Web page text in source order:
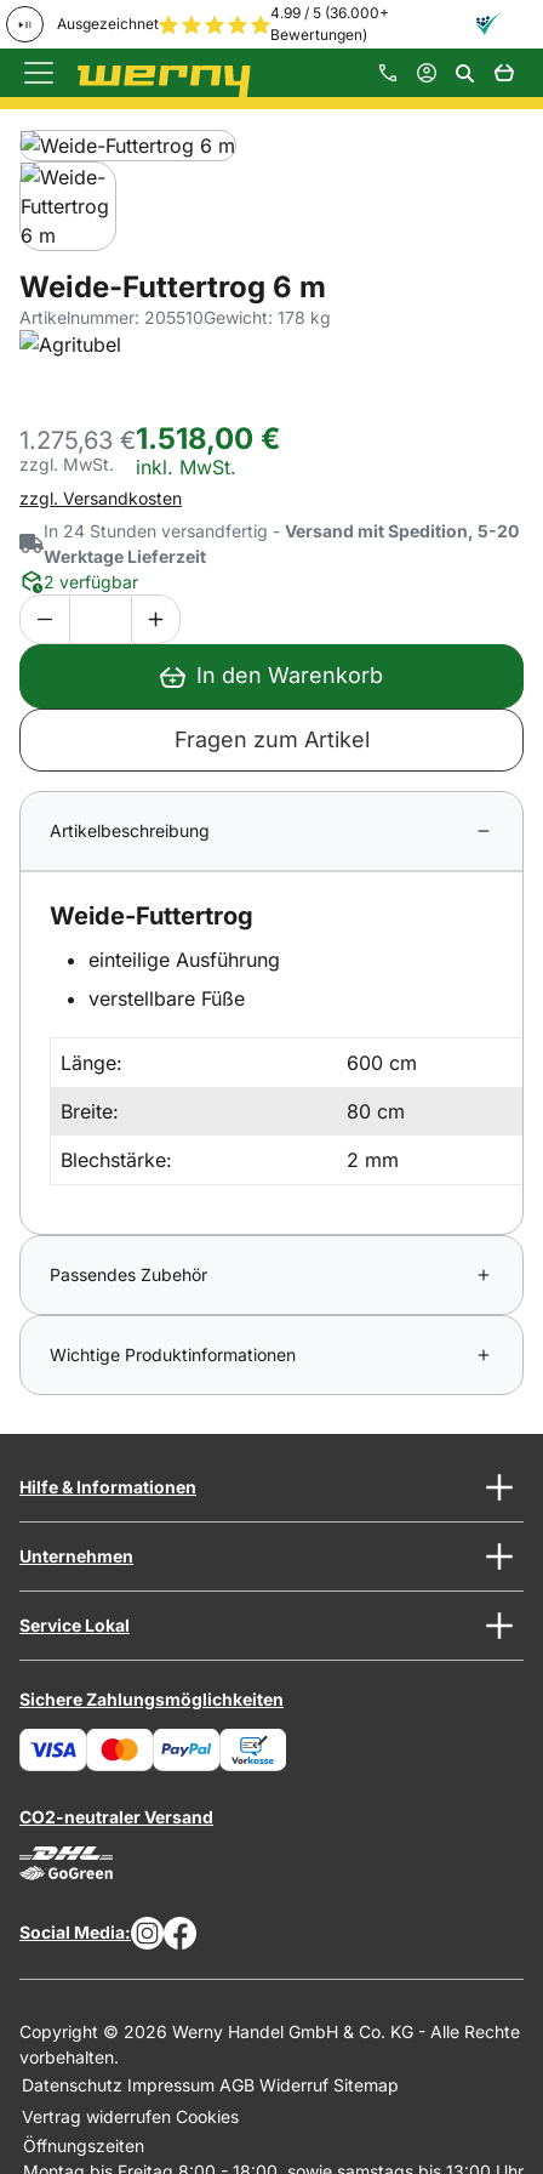
Ausgezeichnet
4.99 / 5 (36.000+
Bewertungen)
Zum Hauptinhalt springen
Produktgalerie
Zur Kaufbox springen
Weide-Futtertrog 6 m
Artikelnummer: 205510Gewicht: 178 kg
1.275,63 €
zzgl. MwSt.
1.518,00 €
Steuerhinweis:
inkl. MwSt.
zzgl. Versandkosten
In 24 Stunden versandfertig - Versand mit Spedition, 5-20
Werktage Lieferzeit
2 verfügbar
In den Warenkorb
Fragen zum Artikel
Artikelbeschreibung
Weide-Futtertrog
einteilige Ausführung
verstellbare Füße
Länge:
600 cm
Breite:
80 cm
Blechstärke:
2 mm
Passendes Zubehör
Wichtige Produktinformationen
Hilfe & Informationen
Unternehmen
Service Lokal
Sichere Zahlungsmöglichkeiten
CO2-neutraler Versand
Social Media:
Copyright © 2026 Werny Handel GmbH & Co. KG - Alle Rechte
vorbehalten.
Datenschutz Impressum AGB Widerruf Sitemap
Vertrag widerrufen Cookies
Öffnungszeiten